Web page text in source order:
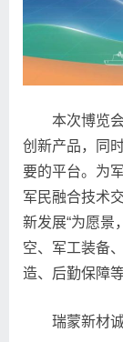
本次博览
创新产品，同
要的平台。为
军民融合技术
新发展“为愿景
空、军工装备
造、后勤保障
瑞蒙新材